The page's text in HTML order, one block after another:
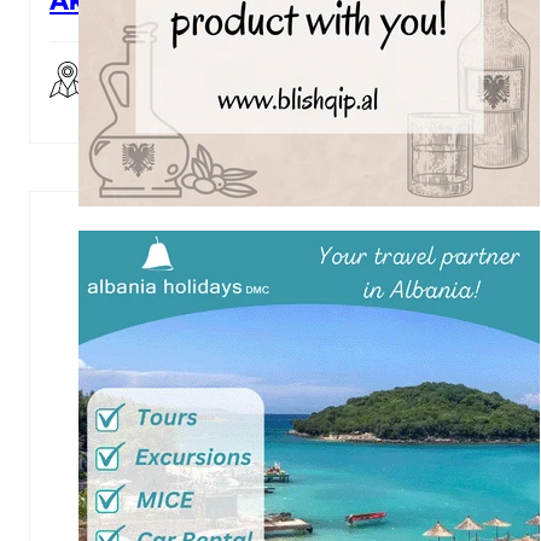
Skanderbeg Square
3
12
→